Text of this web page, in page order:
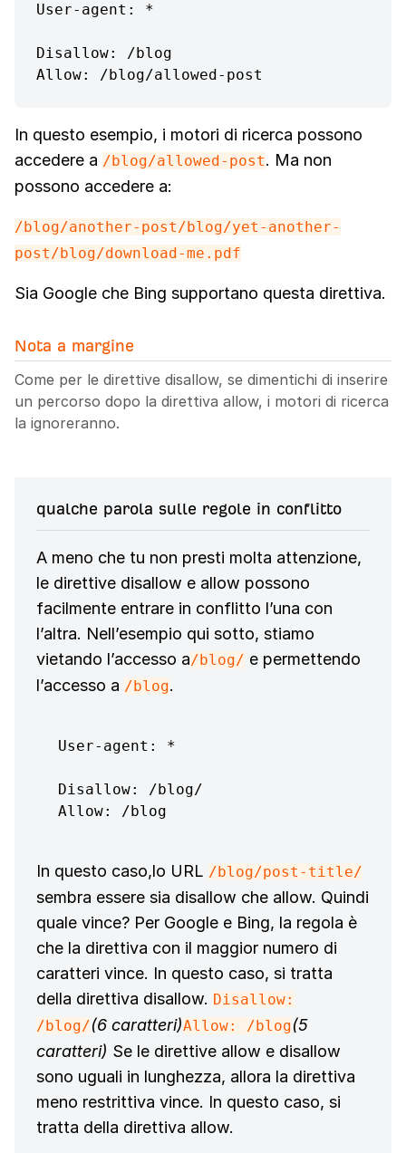
User-agent: *
Disallow: /blog
Allow: /blog/allowed-post
In questo esempio, i motori di ricerca possono
accedere a /blog/allowed-post. Ma non
possono accedere a:
/blog/another-post/blog/yet-another-
post/blog/download-me.pdf
Sia Google che Bing supportano questa direttiva.
Nota a margine
Come per le direttive disallow, se dimentichi di inserire
un percorso dopo la direttiva allow, i motori di ricerca
la ignoreranno.
qualche parola sulle regole in conflitto
A meno che tu non presti molta attenzione,
le direttive disallow e allow possono
facilmente entrare in conflitto l’una con
l’altra. Nell’esempio qui sotto, stiamo
vietando l’accesso a/blog/ e permettendo
l’accesso a /blog.
User-agent: *
Disallow: /blog/
Allow: /blog
In questo caso,lo URL /blog/post-title/
sembra essere sia disallow che allow. Quindi
quale vince? Per Google e Bing, la regola è
che la direttiva con il maggior numero di
caratteri vince. In questo caso, si tratta
della direttiva disallow. Disallow:
/blog/(6 caratteri)Allow: /blog(5
caratteri) Se le direttive allow e disallow
sono uguali in lunghezza, allora la direttiva
meno restrittiva vince. In questo caso, si
tratta della direttiva allow.